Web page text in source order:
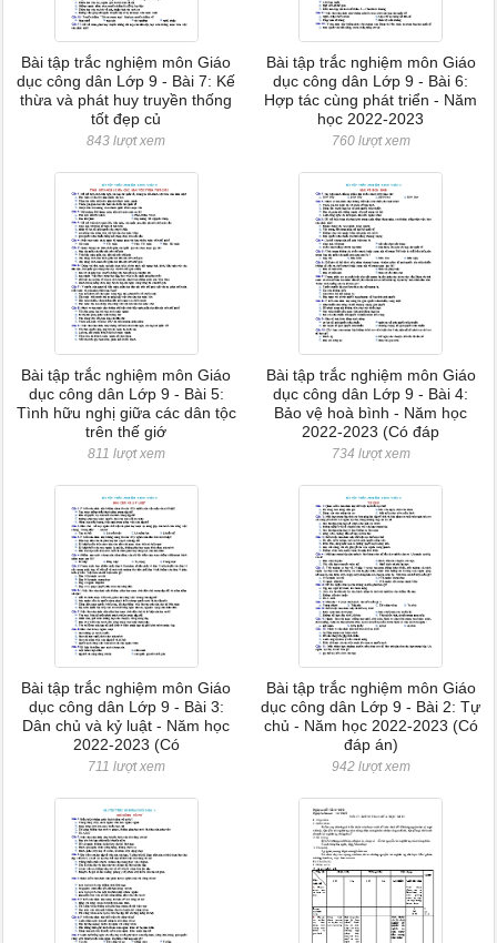
Bài tập trắc nghiệm môn Giáo
dục công dân Lớp 9 - Bài 7: Kế
thừa và phát huy truyền thống
tốt đẹp củ
843 lượt xem
Bài tập trắc nghiệm môn Giáo
dục công dân Lớp 9 - Bài 6:
Hợp tác cùng phát triển - Năm
học 2022-2023
760 lượt xem
Bài tập trắc nghiệm môn Giáo
dục công dân Lớp 9 - Bài 5:
Tình hữu nghị giữa các dân tộc
trên thế giớ
811 lượt xem
Bài tập trắc nghiệm môn Giáo
dục công dân Lớp 9 - Bài 4:
Bảo vệ hoà bình - Năm học
2022-2023 (Có đáp
734 lượt xem
Bài tập trắc nghiệm môn Giáo
dục công dân Lớp 9 - Bài 3:
Dân chủ và kỷ luật - Năm học
2022-2023 (Có
711 lượt xem
Bài tập trắc nghiệm môn Giáo
dục công dân Lớp 9 - Bài 2: Tự
chủ - Năm học 2022-2023 (Có
đáp án)
942 lượt xem